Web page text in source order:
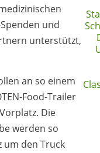
und
unterstützt,
an so einem
Food-Trailer
Die
werden so
um den Truck